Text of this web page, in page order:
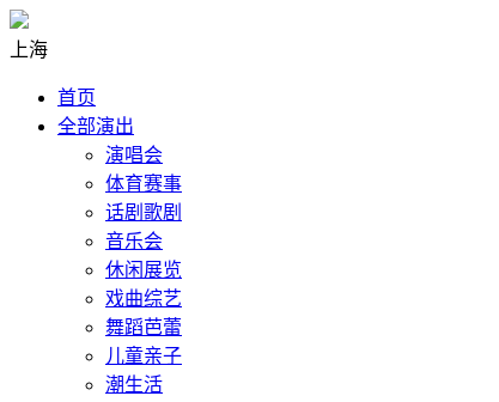
上海
首页
全部演出
演唱会
体育赛事
话剧歌剧
音乐会
休闲展览
戏曲综艺
舞蹈芭蕾
儿童亲子
潮生活